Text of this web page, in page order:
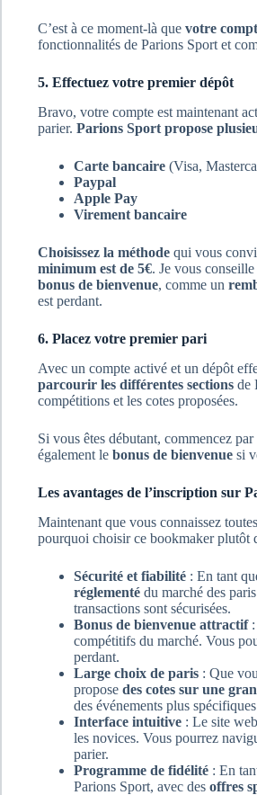
C’est à ce moment-là que votre
fonctionnalités de Parions Sport et
5. Effectuez votre premier dépôt
Bravo, votre compte est maintenant
parier. Parions Sport propose
Carte bancaire (Visa,
Paypal
Apple Pay
Virement bancaire
Choisissez la méthode qui vous
minimum est de 5€. Je vous
bonus de bienvenue, comme un
est perdant.
6. Placez votre premier pari
Avec un compte activé et un dépôt
parcourir les différentes sections de
compétitions et les cotes proposées.
Si vous êtes débutant, commencez par
également le bonus de bienvenue si
Les avantages de l’inscription sur
Maintenant que vous connaissez
pourquoi choisir ce bookmaker plutôt
Sécurité et fiabilité : En tant
réglementé du marché des
transactions sont sécurisées.
Bonus de bienvenue attractif:
compétitifs du marché. Vous
perdant.
Large choix de paris : Que
propose des cotes sur une
des événements plus
Interface intuitive : Le site
les novices. Vous pourrez
parier.
Programme de fidélité : En
Parions Sport, avec des offres